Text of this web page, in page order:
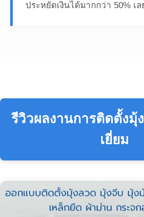
ประหยัดเงินได้มากกว่า 50% เ
รีวิวผลงานการติดตั้ง
เยี่ยม